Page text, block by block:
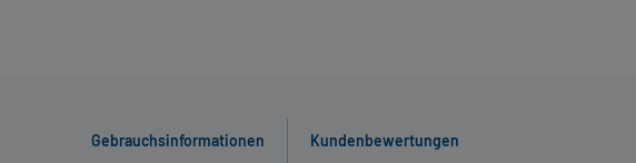
Gebrauchsinformationen Kundenbewertungen